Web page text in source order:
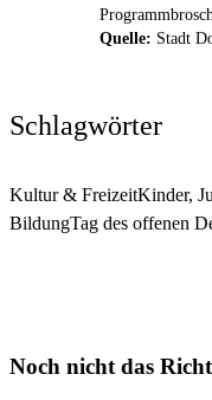
Quelle: Stadt
Schlagwörter
Kultur & FreizeitKinder,
BildungTag des offenen
Noch nicht das